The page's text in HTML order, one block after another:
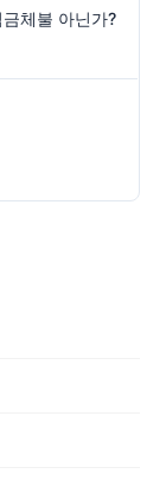
체불 아닌가?